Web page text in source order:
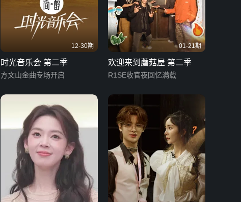
12-30期
时光音乐会 第二季
方文山金曲专场开启
01-21期
欢迎来到蘑菇屋 第二季
R1SE收官夜回忆满载